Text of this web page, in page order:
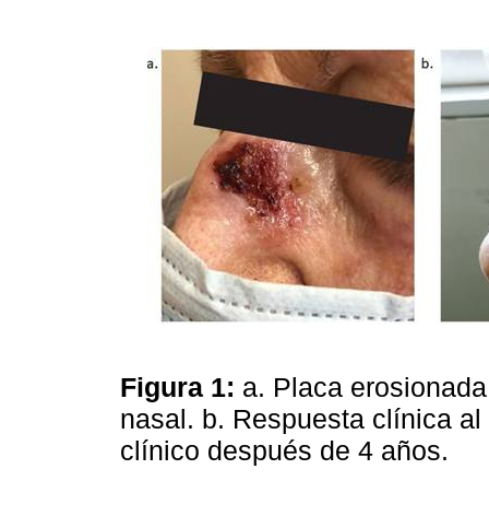
Figura 1: a. Placa
nasal. b. Respuesta clínica
clínico después de 4 años.